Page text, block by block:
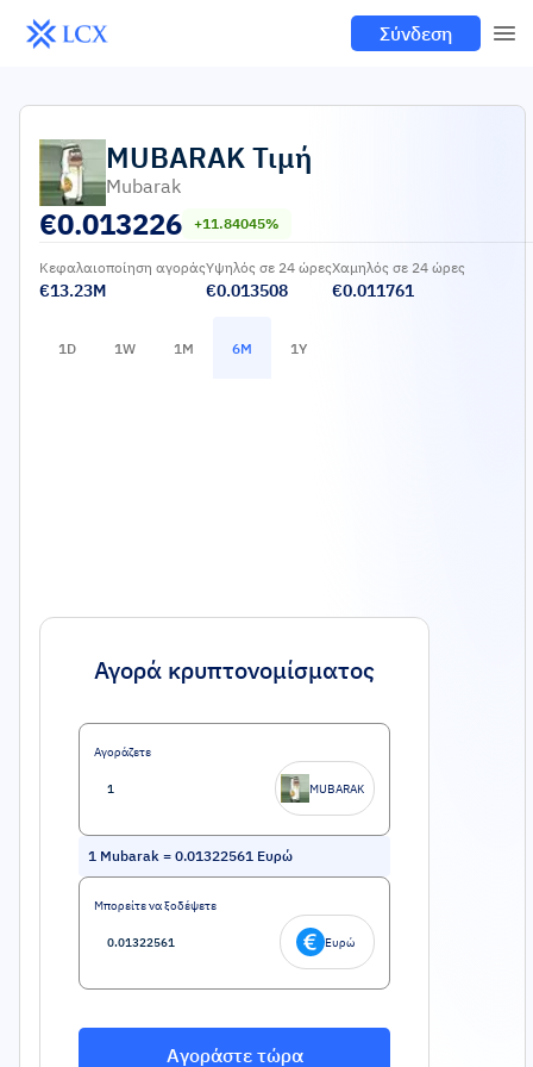
Σύνδεση
MUBARAKΤιμή
Mubarak
€0.013226 +11.84045%
Κεφαλαιοποίηση αγοράς
€13.23M
Υψηλός σε 24 ώρες
€0.013508
Χαμηλός σε 24 ώρες
€0.011761
1D 1W 1M 6M 1Y
Αγορά κρυπτονομίσματος
Αγοράζετε
MUBARAK
1 Mubarak = 0.01322561 Ευρώ
Μπορείτε να ξοδέψετε
Ευρώ
Αγοράστε τώρα